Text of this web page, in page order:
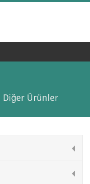
Diğer Ürünler